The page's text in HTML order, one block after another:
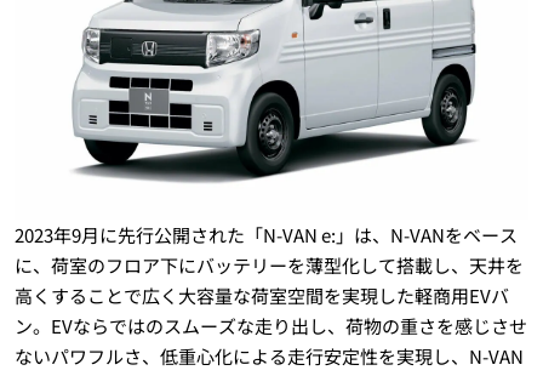
2023年9月に先行公開された「N-VAN e:」は、N-VANをベース
に、荷室のフロア下にバッテリーを薄型化して搭載し、天井を
高くすることで広く大容量な荷室空間を実現した軽商用EVバ
ン。EVならではのスムーズな走り出し、荷物の重さを感じさせ
ないパワフルさ、低重心化による走行安定性を実現し、N-VAN